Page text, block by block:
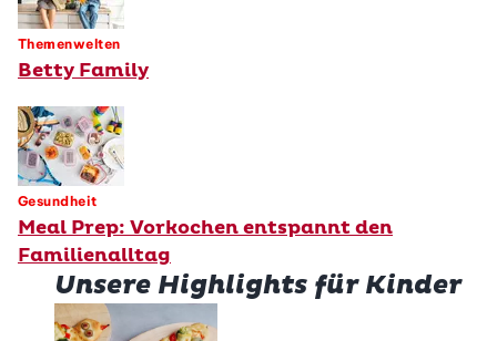
Themenwelten
Betty Family
Gesundheit
Meal Prep: Vorkochen entspannt den
Familienalltag
Unsere Highlights für Kinder